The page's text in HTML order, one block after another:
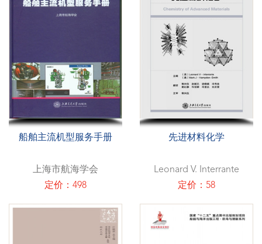
船舶主流机型服务手册
上海市航海学会
定价：498
先进材料化学
Leonard V. Interrante
定价：58